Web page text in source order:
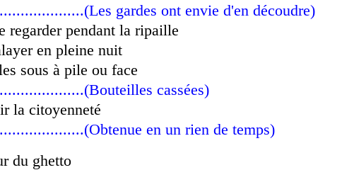
gardes ont envie d'en découdre)
regarder pendant la ripaille
en pleine nuit
sous à pile ou face
cassées)
la citoyenneté
en un rien de temps)
du ghetto